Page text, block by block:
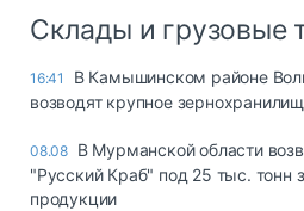
Склады и грузовые
16:41
В Камышинском районе
возводят крупное
08.08 В Мурманской области
"Русский Краб" под 25 тыс. тонн
продукции